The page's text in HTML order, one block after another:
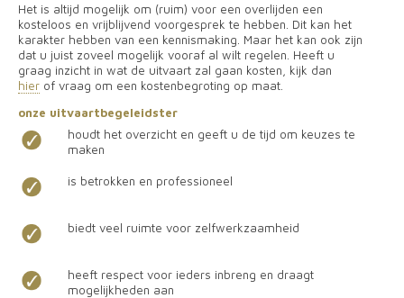
Het is altijd mogelijk om (ruim) voor een overlijden een
kosteloos en vrijblijvend voorgesprek te hebben. Dit kan het
karakter hebben van een kennismaking. Maar het kan ook zijn
dat u juist zoveel mogelijk vooraf al wilt regelen. Heeft u
graag inzicht in wat de uitvaart zal gaan kosten, kijk dan
hier of vraag om een kostenbegroting op maat.
onze uitvaartbegeleidster
houdt het overzicht en geeft u de tijd om keuzes te
maken
is betrokken en professioneel
biedt veel ruimte voor zelfwerkzaamheid
heeft respect voor ieders inbreng en draagt
mogelijkheden aan